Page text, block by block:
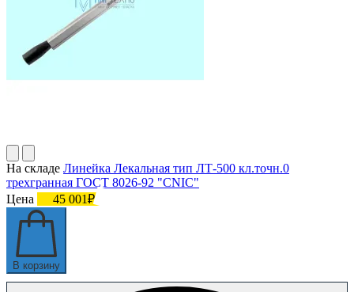
На складе Линейка Лекальная тип ЛТ-500 кл.точн.0
трехгранная ГОСТ 8026-92 "CNIC"
Цена
45 001₽
В корзину